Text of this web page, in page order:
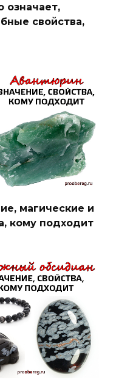
означает,
свойства,
магические и
кому подходит